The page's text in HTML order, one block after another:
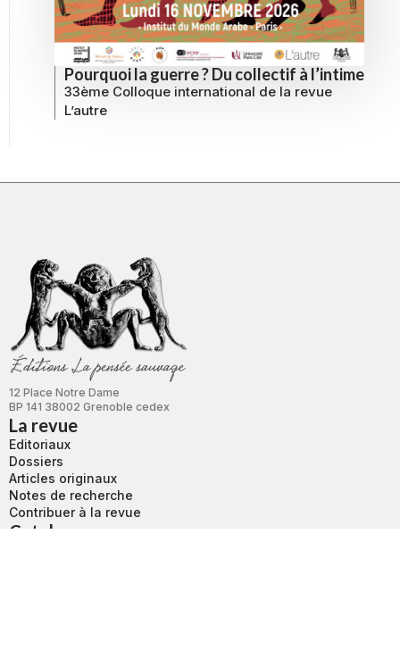
Pourquoi la guerre ? Du collectif à l’intime
33ème Colloque international de la revue
L’autre
12 Place Notre Dame
BP 141 38002 Grenoble cedex
La revue
Editoriaux
Dossiers
Articles originaux
Notes de recherche
Contribuer à la revue
Catalogue